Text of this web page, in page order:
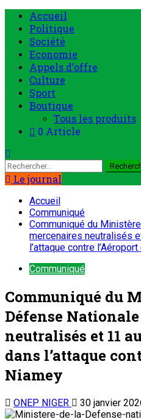
Accueil
Politique
Société
Economie
Appels d’offre
Culture
Sport
Boutique
Tous les produits
0 Article
Le journal
Accueil
Communiqué
Communiqué du
mercenaires neutralisés
l’attaque contre
Communiqué
Communiqué du
Défense
neutralisés et 11
dans l’attaque
Niamey
ONEP NIGER
30 janvier